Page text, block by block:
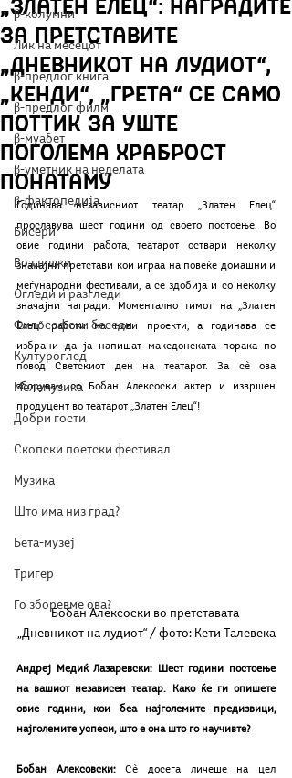
β-колумни
Лик на месецот
β-предлог книга
β-предлог филм
β-муабет
β-уметник на неделата
β-фактопедија
Бисери
Воздишки
Огледи и разгледи
Философски беседи
Културоглед
Мелемузика
Добри гости
Скопски поетски фестивал
Музика
Што има низ град?
Бета-музеј
Тригер
Го зборевме ова?
за претставите
„Дневникот на лудиот“,
„Кенди“, „Грета“ се само
поттик за уште
поголема храброст
понатаму
Годинава независниот театар „Златен Елец“
прославува шест години од своето постоење. Во
овие години работа, театарот оствари неколку
значајни претстави кои играа на повеќе домашни и
меѓународни фестивали, а се здобија и со неколку
значајни награди. Моментално тимот на „Златен
Елец“ работи на нови проекти, а годинава се
избрани да ја напишат македонската порака по
повод Светскиот ден на театарот. За сѐ ова
зборувам со Бобан Алексоски актер и извршен
продуцент во театарот „Златен Елец“!
Бобан Алексоски во претставата
„Дневникот на лудиот“ / фото: Кети Талевска
Андреј Медиќ Лазаревски: Шест години постоење
на вашиот независен театар. Како ќе ги опишете
овие години, кои беа најголемите предизвици,
најголемите успеси, што е она што го научивте?
Бобан Алексовски: Сѐ досега личеше на цел